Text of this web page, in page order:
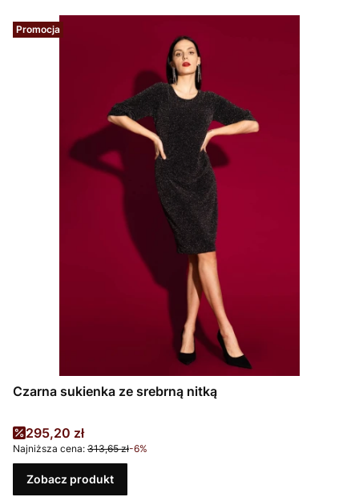
Promocja
Czarna sukienka ze srebrną nitką
Cena promocyjna
295,20 zł
Najniższa cena: 313,65 zł-6%
Zobacz produkt